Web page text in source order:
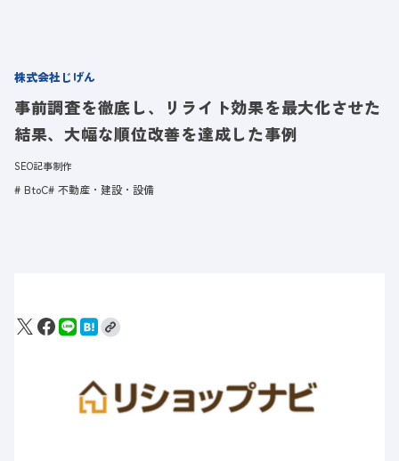
株式会社じげん
事前調査を徹底し、リライト効果を最大化させた
結果、大幅な順位改善を達成した事例
SEO記事制作
BtoC 不動産・建設・設備